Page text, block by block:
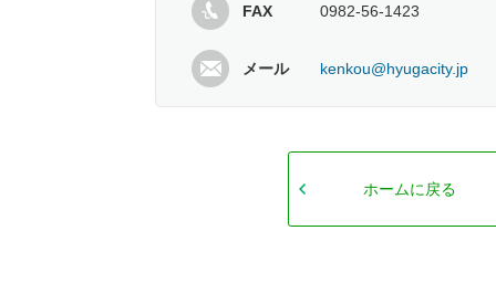
FAX 0982-56-1423
メール kenkou@hyugacity.jp
ホームに戻る